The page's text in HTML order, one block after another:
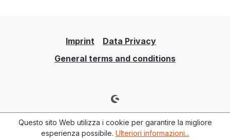
Imprint
Data Privacy
General terms and conditions
Questo sito Web utilizza i cookie per garantire la migliore
esperienza possibile. Ulteriori informazioni...